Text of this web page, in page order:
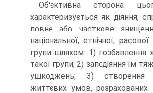
Об'єктивна сторона
характеризується як діяння,
повне або часткове
національної, етнічної, расової
групи шляхом: 1) позбавлення
такої групи; 2) заподіяння їм
ушкоджень; 3) створення
життєвих умов, розрахованих